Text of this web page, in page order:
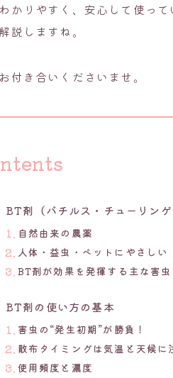
かりやすく、安心して使っ
説しますね。
付き合いくださいませ。
BT剤（バチルス・チューリン
自然由来の農薬
人体・益虫・ペットにやさしい
BT剤が効果を発揮する主な害虫
BT剤の使い方の基本
害虫の“発生初期”が勝負！
散布タイミングは気温と天候に
使用頻度と濃度